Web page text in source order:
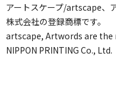
アートスケープ/artscape、
株式会社の登録商標です。
artscape, Artwords are
NIPPON PRINTING Co., Ltd.